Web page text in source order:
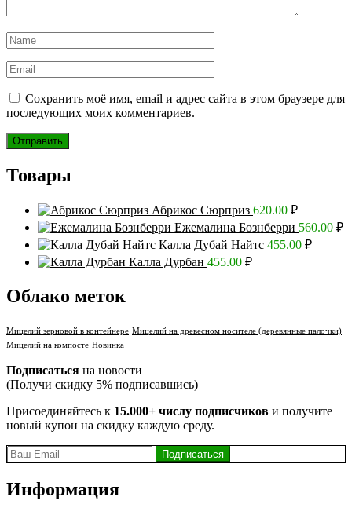
Сохранить моё имя, email и адрес сайта в этом браузере для
последующих моих комментариев.
Товары
Абрикос Сюрприз 620.00 ₽
Ежемалина Бознберри 560.00 ₽
Калла Дубай Найтс 455.00 ₽
Калла Дурбан 455.00 ₽
Облако меток
Мицелий зерновой в контейнере Мицелий на древесном носителе (деревянные палочки)
Мицелий на компосте Новинка
Подписаться на новости
(Получи скидку 5% подписавшись)
Присоединяйтесь к 15.000+ числу подписчиков и получите
новый купон на скидку каждую среду.
Информация